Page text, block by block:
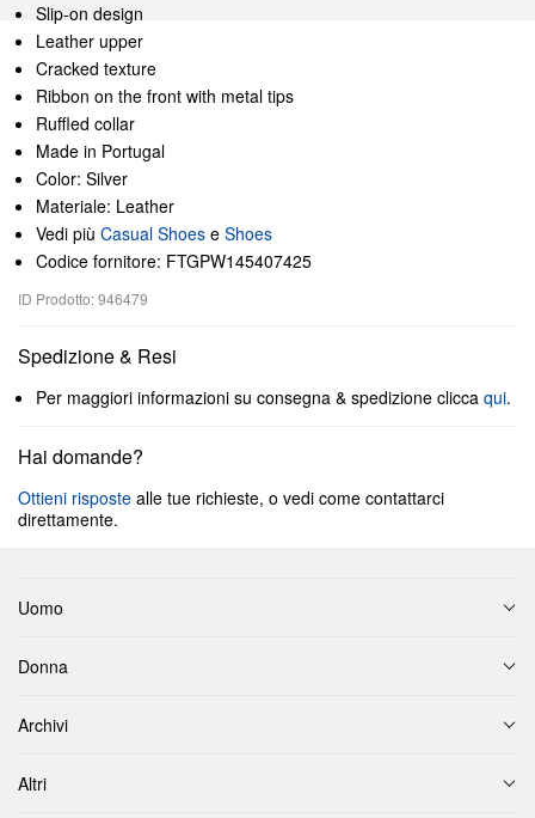
Slip-on design
Leather upper
Cracked texture
Ribbon on the front with metal tips
Ruffled collar
Made in Portugal
Color: Silver
Materiale: Leather
Vedi più Casual Shoes e Shoes
Codice fornitore: FTGPW145407425
ID Prodotto: 946479
Spedizione & Resi
Per maggiori informazioni su consegna & spedizione clicca qui.
Hai domande?
Ottieni risposte alle tue richieste, o vedi come contattarci
direttamente.
Uomo
Donna
Archivi
Altri